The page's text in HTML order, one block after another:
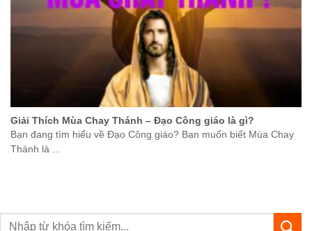
Giải Thích Mùa Chay Thánh – Đạo Công giáo là gì?
Bạn đang tìm hiểu về Đạo Công giáo? Bạn muốn biết Mùa Chay
Thánh là ...